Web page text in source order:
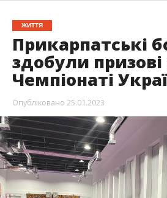
ЖИТТЯ
Прикарпатські
здобули
Чемпіонаті
Опубліковано 25.01.2023